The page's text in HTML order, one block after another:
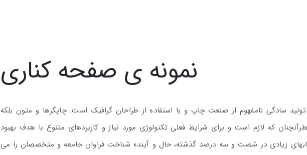
نمونه ی صفحه کناری
سادگی نامفهوم از صنعت چاپ و با استفاده از طراحان گرافیک است. چاپگرها و متون بلکه
که لازم است و برای شرایط فعلی تکنولوژی مورد نیاز و کاربردهای متنوع با هدف بهبود
زیادی در شصت و سه درصد گذشته، حال و آینده شناخت فراوان جامعه و متخصصان را می